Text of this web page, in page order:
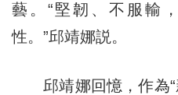
藝。“堅韌、不服輸
性。”邱靖娜説。
邱靖娜回憶，作為“